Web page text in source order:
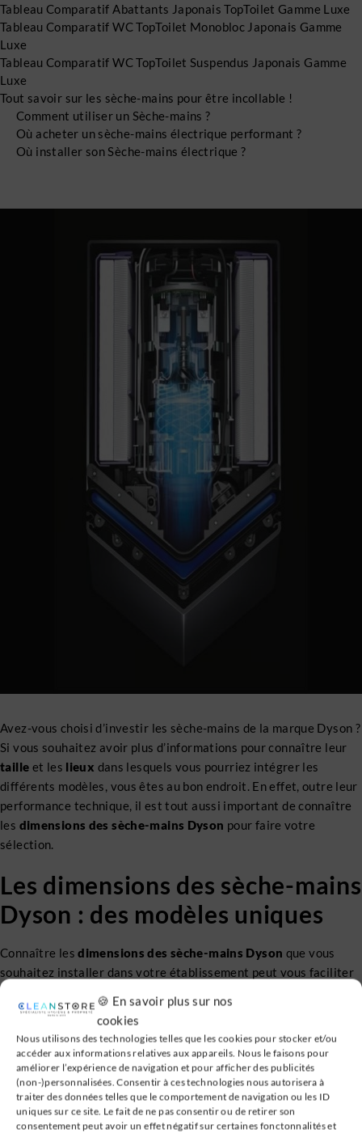
🍪 En savoir plus sur nos
cookies
Nous utilisons des technologies telles que les cookies pour stocker et/ou
accéder aux informations relatives aux appareils. Nous le faisons pour
améliorer l’expérience de navigation et pour afficher des publicités
(non-)personnalisées. Consentir à ces technologies nous autorisera à
traiter des données telles que le comportement de navigation ou les ID
uniques sur ce site. Le fait de ne pas consentir ou de retirer son
consentement peut avoir un effet négatif sur certaines fonctonnalités et
Tableau Comparatif Abattants Japonais TopToilet Gamme Luxe
Tableau Comparatif WC TopToilet Monobloc Japonais Gamme
Luxe
Tableau Comparatif WC TopToilet Suspendus Japonais Gamme
Luxe
Tout savoir sur les sèche-mains pour être incollable !
Comment utiliser un Sèche-mains ?
Où acheter un sèche-mains électrique performant ?
Où installer son Sèche-mains électrique ?
Avez-vous choisi d’investir les sèche-mains de la marque Dyson ?
Si vous souhaitez avoir plus d’informations pour connaître leur
taille et les lieux dans lesquels vous pourriez intégrer les
différents modèles, vous êtes au bon endroit. En effet, outre leur
performance technique, il est tout aussi important de connaître
les dimensions des sèche-mains Dyson pour faire votre
sélection.
Les dimensions des sèche-mains
Dyson : des modèles uniques
Connaître lesdimensions des sèche-mains Dyson que vous
souhaitez installer dans votre établissement peut vous faciliter
la tâche, et cet aspect peut même conditionner votre choix
(Comment choisir son sèche-mains ?). Alors si vous hésitez entre
2 modèles, il est possible que ses mensurations scellent votre
décision.
Le tableau ci-dessous répertorie donc les tailles dessèche-
mains Dysonvendus surnotre site .